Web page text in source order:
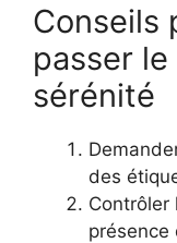
Conseils
passer
sérénité
des
Contrôler
présence